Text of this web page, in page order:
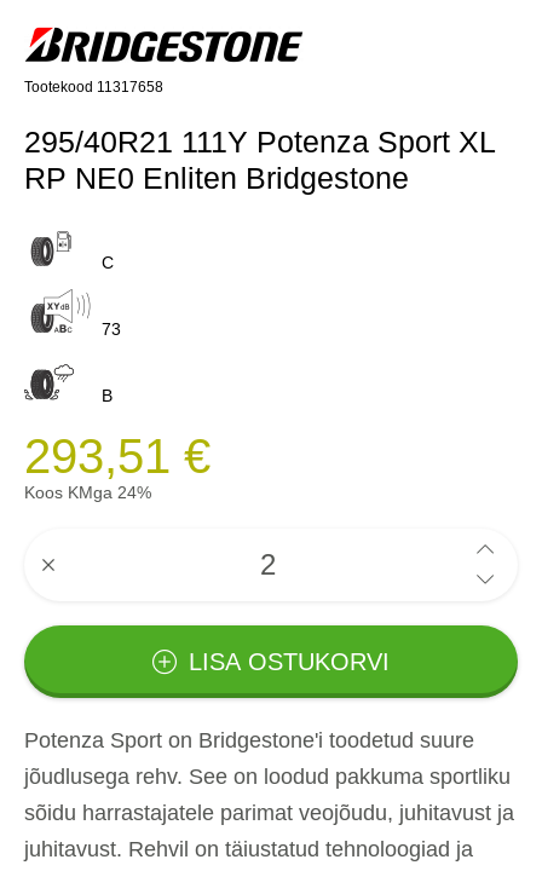
Tootekood 11317658
295/40R21 111Y Potenza Sport XL
RP NE0 Enliten Bridgestone
C
73
B
293,51 €
Koos KMga 24%
LISA OSTUKORVI
Potenza Sport on Bridgestone'i toodetud suure
jõudlusega rehv. See on loodud pakkuma sportliku
sõidu harrastajatele parimat veojõudu, juhitavust ja
juhitavust. Rehvil on täiustatud tehnoloogiad ja